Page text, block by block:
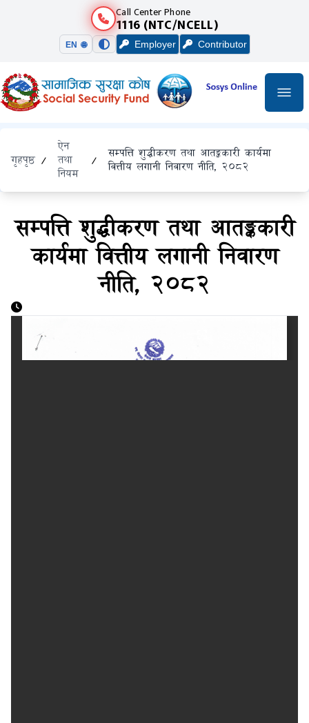
Call Center Phone
1116 (NTC/NCELL)
EN 🌐 Employer Contributor
गृहपृष्ठ /
ऐन
तथा
नियम
/
सम्पत्ति शुद्धीकरण तथा आतङ्ककारी कार्यमा
वित्तीय लगानी निवारण नीति, २०८२
सम्पत्ति शुद्धीकरण तथा आतङ्ककारी
कार्यमा वित्तीय लगानी निवारण
नीति, २०८२